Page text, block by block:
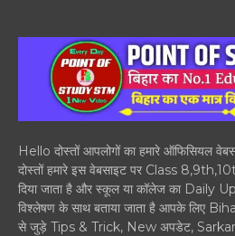
Hello दोस्तों आपलोगों का हमारे ऑफिसियल
दोस्तों हमारे इस वेबसाइट पर Class
दिया जाता है और स्कूल या कॉलेज का Daily
विश्लेषण के साथ बताया जाता है आपके लिए
से जुड़े Tips & Trick, New अपडेट,